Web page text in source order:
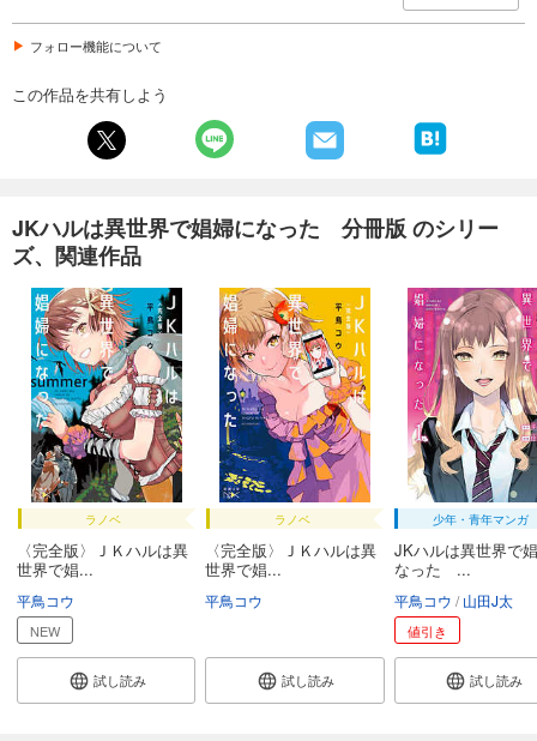
JKハルは異世界で娼婦になった 分冊版第22巻
円 (税込)
あらすじを表示する
165円 (税込)
完結
カート
試し読み
あらすじを表示する
JKハルは異世界で娼婦になった 分冊版第24巻
165円 (税込)
カート
試し読み
あらすじを表示する
JKハルは異世界で娼婦になった 分冊版第25巻
165円 (税込)
完結
フォロー機能について
この作品を共有しよう
JKハルは異世界で娼婦になった 分冊版 のシリー
ズ、関連作品
ラノベ
〈完全版〉ＪＫハルは異
世界で娼...
平鳥コウ
NEW
試し読み
ラノベ
〈完全版〉ＪＫハルは異
世界で娼...
平鳥コウ
試し読み
少年・青年マンガ
JKハルは異世界で
なった ...
平鳥コウ 山田J太
値引き
試し読み